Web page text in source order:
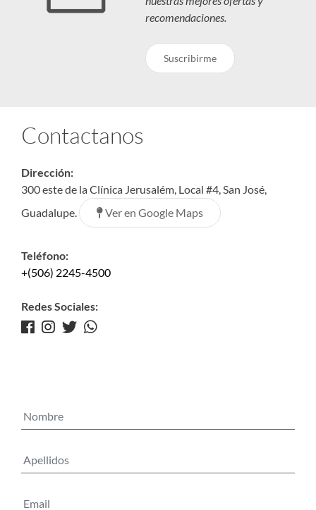
recomendaciones.
Suscribirme
Contactanos
Dirección:
300 este de la Clínica Jerusalém, Local #4, San José,
Guadalupe.
Ver en Google Maps
Teléfono:
+(506) 2245-4500
Redes Sociales: